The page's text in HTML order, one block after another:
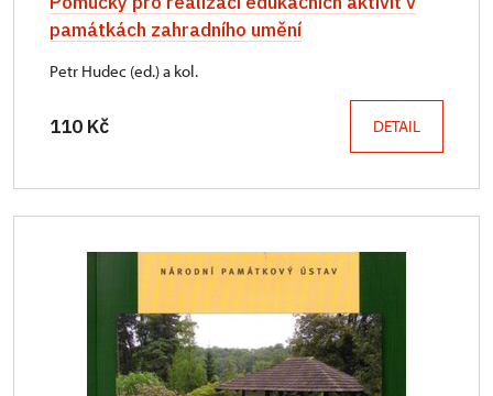
památkách zahradního umění
Petr Hudec (ed.) a kol.
110 Kč DETAIL